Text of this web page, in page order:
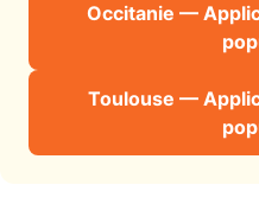
Occitanie —
Toulouse —